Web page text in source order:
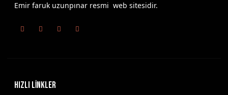
Emir faruk uzunpınar resmi web sitesidir.
HIZLI LİNKLER